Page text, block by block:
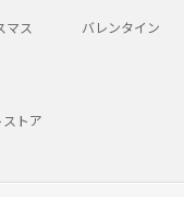
マス バレンタイン
トア